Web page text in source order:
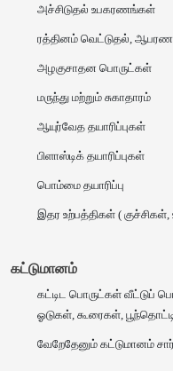
அச்சிடுதல் உபகரணங்கள்
ரத்தினம் வெட்டுதல், ஆபரண
அழகுசாதன பொருட்கள்
மருந்து மற்றும் சுகாதாரம்
ஆயுர்வேத தயாரிப்புகள்
பிளாஸ்டிக் தயாரிப்புகள்
பொம்மை தயாரிப்பு
இதர உற்பத்திகள் (
கட்டுமானம்
கட்டிட பொருட்கள் வீட்டுப்
ஓடுகள், கூரைகள்,
வேறேதேனும் கட்டுமானம்